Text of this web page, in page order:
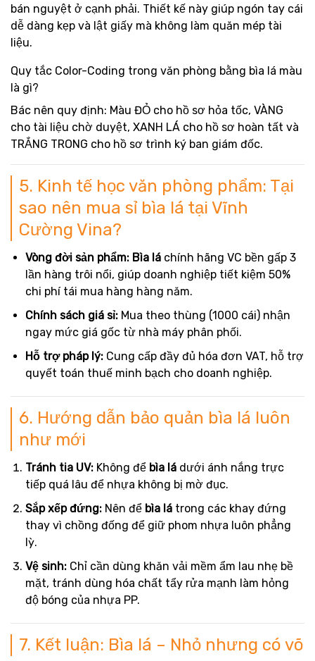
bán nguyệt ở cạnh phải. Thiết kế này giúp ngón tay cái
dễ dàng kẹp và lật giấy mà không làm quăn mép tài
liệu.
Quy tắc Color-Coding trong văn phòng bằng bìa lá màu
là gì?
Bác nên quy định: Màu ĐỎ cho hồ sơ hỏa tốc, VÀNG
cho tài liệu chờ duyệt, XANH LÁ cho hồ sơ hoàn tất và
TRẮNG TRONG cho hồ sơ trình ký ban giám đốc.
5. Kinh tế học văn phòng phẩm: Tại
sao nên mua sỉ bìa lá tại Vĩnh
Cường Vina?
Vòng đời sản phẩm: Bìa láchính hãng VC bền gấp 3
lần hàng trôi nổi, giúp doanh nghiệp tiết kiệm 50%
chi phí tái mua hàng hàng năm.
Chính sách giá sỉ:Mua theo thùng (1000 cái) nhận
ngay mức giá gốc từ nhà máy phân phối.
Hỗ trợ pháp lý:Cung cấp đầy đủ hóa đơn VAT, hỗ trợ
quyết toán thuế minh bạch cho doanh nghiệp.
6. Hướng dẫn bảo quản bìa lá luôn
như mới
Tránh tia UV:Không để bìa ládưới ánh nắng trực
tiếp quá lâu để nhựa không bị mờ đục.
Sắp xếp đứng:Nên để bìa látrong các khay đứng
thay vì chồng đống để giữ phom nhựa luôn phẳng
lỳ.
Vệ sinh:Chỉ cần dùng khăn vải mềm ẩm lau nhẹ bề
mặt, tránh dùng hóa chất tẩy rửa mạnh làm hỏng
độ bóng của nhựa PP.
7. Kết luận: Bìa lá – Nhỏ nhưng có võ